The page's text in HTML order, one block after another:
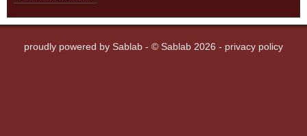
proudly powered by Sablab - © Sablab 2026 - privacy policy